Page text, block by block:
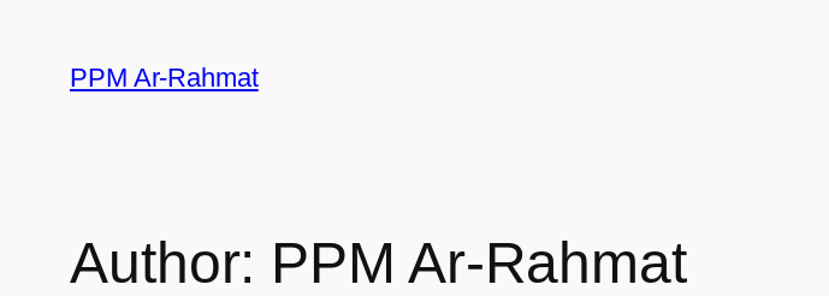
PPM Ar-Rahmat
Author: PPM Ar-Rahmat